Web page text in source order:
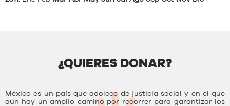
¿QUIERES DONAR?
México es un país que adolece de justicia social y en el que
aún hay un amplio camino por recorrer para garantizar los